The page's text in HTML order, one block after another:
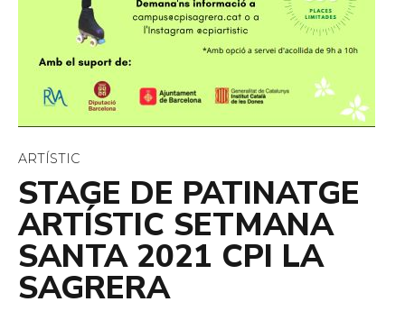
ARTÍSTIC
STAGE DE PATINATGE
ARTÍSTIC SETMANA
SANTA 2021 CPI LA
SAGRERA